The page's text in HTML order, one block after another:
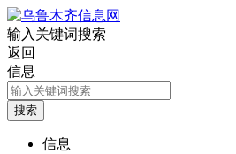
输入关键词搜索
返回
信息
信息